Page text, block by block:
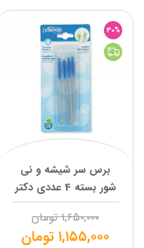
30%
برس سر شیشه و نی
شور بسته 4 عددی دکتر
براون
۱,۶۵۰,۰۰۰ تومان
۱,۱۵۵,۰۰۰تومان